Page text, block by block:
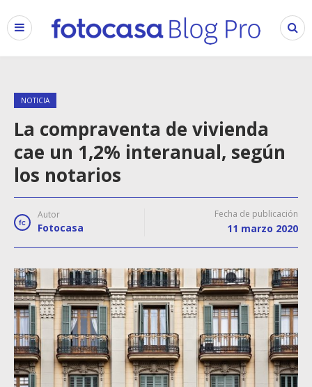
NOTICIA
La compraventa de vivienda
cae un 1,2% interanual, según
los notarios
Autor
Fotocasa
Fecha de publicación
11 marzo 2020